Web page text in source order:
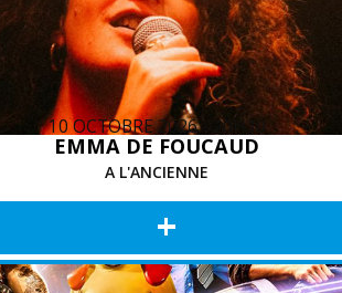
10 OCTOBRE 2026 - 20H30
EMMA DE FOUCAUD
A L'ANCIENNE
+